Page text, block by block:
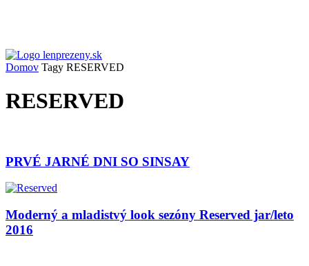
Domov Tagy RESERVED
RESERVED
PRVÉ JARNÉ DNI SO SINSAY
Moderný a mladistvý look sezóny Reserved jar/leto
2016